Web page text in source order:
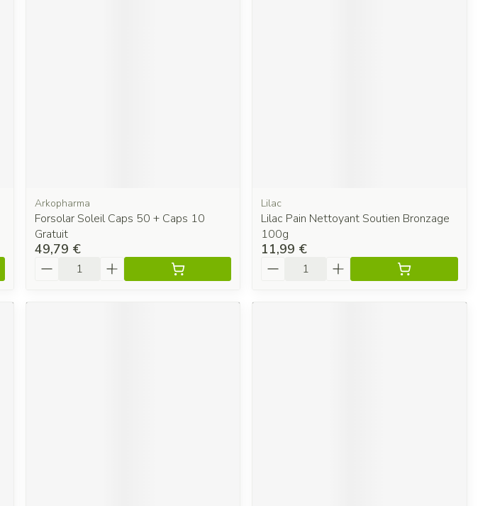
Arkopharma
Forsolar Soleil Caps 50 + Caps 10
Gratuit
49,79 €
Quantité
Lilac
Lilac Pain Nettoyant Soutien Bronzage
100g
11,99 €
Quantité